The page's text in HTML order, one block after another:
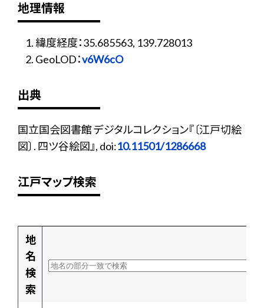
地理情報
緯度経度：35.685563, 139.728013
GeoLOD：v6W6cO
出典
国立国会図書館 デジタルコレクション『〔江戸切絵
図〕. 四ツ谷絵図』, doi:10.11501/1286668
江戸マップ検索
地
名
検
索